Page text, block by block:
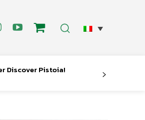
Discover Pistoia!